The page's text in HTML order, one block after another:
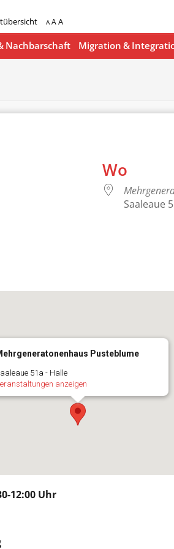
A AA
Nachbarschaft Migration &
Wo
Saaleaue
Pusteblume
51a - Halle
anzeigen
12:00 Uhr